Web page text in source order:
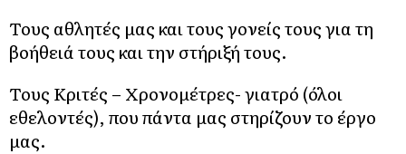
Τους αθλητές μας και τους γονείς τους για τη
βοήθειά τους και την στήριξή τους.
Τους Κριτές – Χρονομέτρες- γιατρό (όλοι
εθελοντές), που πάντα μας στηρίζουν το έργο
μας.